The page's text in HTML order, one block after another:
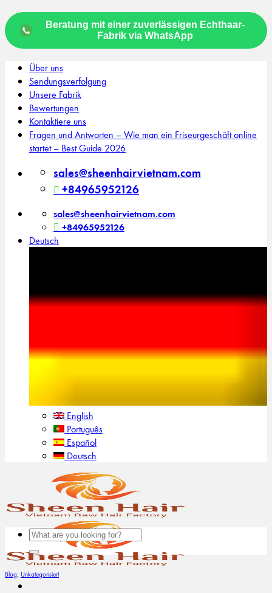
Beratung mit einer zuverlässigen Echthaar-
Fabrik via WhatsApp
Zum
Inhalt
springen
Über uns
Sendungsverfolgung
Unsere Fabrik
Bewertungen
Kontaktiere uns
Fragen und Antworten – Wie man ein Friseurgeschäft online
startet – Best Guide 2026
sales@sheenhairvietnam.com
+84965952126
sales@sheenhairvietnam.com
+84965952126
Deutsch
English
Português
Español
Deutsch
Suchen
nach:
Blog, Unkategorisiert